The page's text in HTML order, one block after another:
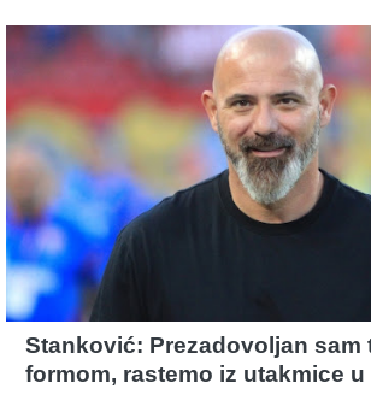
Stanković: Prezadovoljan sam
formom, rastemo iz utakmice